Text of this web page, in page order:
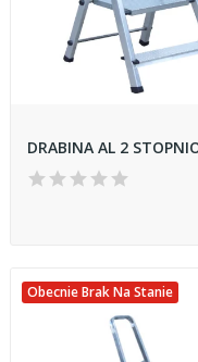
Obecnie Brak Na Stanie